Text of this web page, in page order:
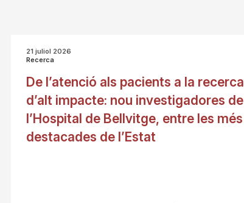
21 juliol 2026
Recerca
De l’atenció als pacients a la recerca
d’alt impacte: nou investigadores de
l’Hospital de Bellvitge, entre les més
destacades de l’Estat